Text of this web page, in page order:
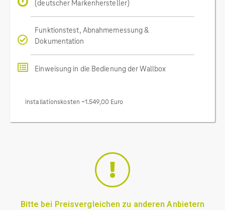
(deutscher Markenhersteller)
Funktionstest, Abnahmemessung &
Dokumentation
Einweisung in die Bedienung der Wallbox
Installationskosten ~1.549,00 Euro
Bitte bei Preisvergleichen zu anderen Anbietern